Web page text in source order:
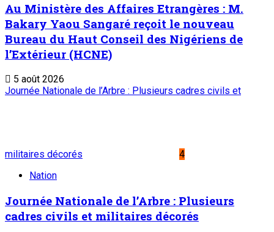
Au Ministère des Affaires Etrangères : M.
Bakary Yaou Sangaré reçoit le nouveau
Bureau du Haut Conseil des Nigériens de
l’Extérieur (HCNE)
5 août 2026
Journée Nationale de l’Arbre : Plusieurs cadres civils et
militaires décorés
4
Nation
Journée Nationale de l’Arbre : Plusieurs
cadres civils et militaires décorés